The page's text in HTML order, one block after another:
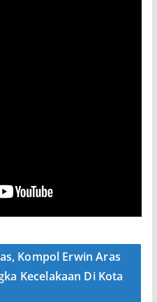
Kompol Erwin Aras
Kecelakaan Di Kota